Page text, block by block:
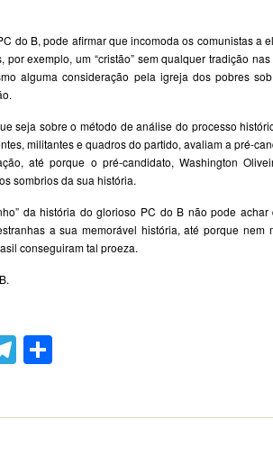
do B, pode afirmar que incomoda os comunistas a
exemplo, um “cristão” sem qualquer tradição
alguma consideração pela igreja dos pobres
seja sobre o método de análise do processo
militantes e quadros do partido, avaliam a pré-
até porque o pré-candidato, Washington
sombrios da sua história.
da história do glorioso PC do B não pode
a sua memorável história, até porque nem
conseguiram tal proeza.
Telegram